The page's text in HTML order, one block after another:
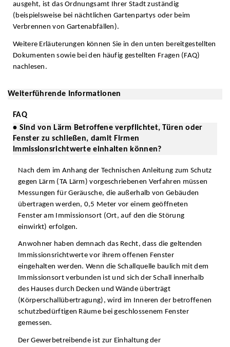
ausgeht, ist das Ordnungsamt Ihrer Stadt zuständig
(beispielsweise bei nächtlichen Gartenpartys oder beim
Verbrennen von Gartenabfällen).
Weitere Erläuterungen können Sie in den unten bereitgestellten
Dokumenten sowie bei den häufig gestellten Fragen (FAQ)
nachlesen.
Weiterführende Informationen
FAQ
• Sind von Lärm Betroffene verpflichtet, Türen oder
Fenster zu schließen, damit Firmen
Immissionsrichtwerte einhalten können?
Nach dem im Anhang der Technischen Anleitung zum Schutz
gegen Lärm (TA Lärm) vorgeschriebenen Verfahren müssen
Messungen für Geräusche, die außerhalb von Gebäuden
übertragen werden, 0,5 Meter vor einem geöffneten
Fenster am Immissionsort (Ort, auf den die Störung
einwirkt) erfolgen.
Anwohner haben demnach das Recht, dass die geltenden
Immissionsrichtwerte vor ihrem offenen Fenster
eingehalten werden. Wenn die Schallquelle baulich mit dem
Immissionsort verbunden ist und sich der Schall innerhalb
des Hauses durch Decken und Wände überträgt
(Körperschallübertragung), wird im Inneren der betroffenen
schutzbedürftigen Räume bei geschlossenem Fenster
gemessen.
Der Gewerbetreibende ist zur Einhaltung der